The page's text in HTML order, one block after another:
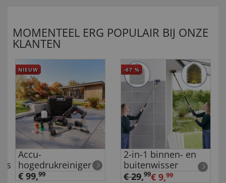
MOMENTEEL ERG POPULAIR BIJ ONZE
KLANTEN
NIEUW
Accu-
hogedrukreiniger
€ 99,99
-67 %
2-in-1 binnen- en
buitenwisser
€ 29,99€ 9,99